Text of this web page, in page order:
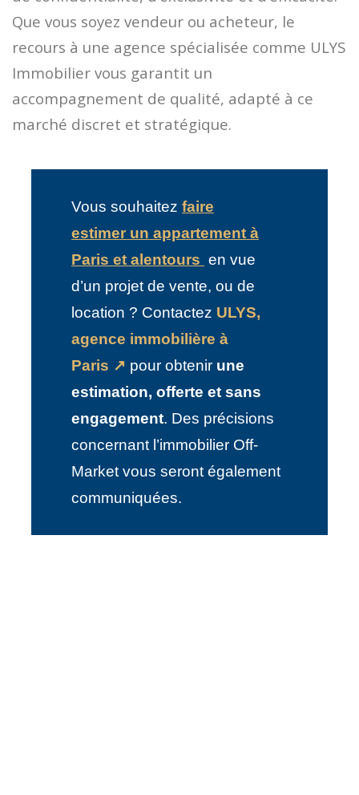
Que vous soyez vendeur ou acheteur, le
recours à une agence spécialisée comme ULYS
Immobilier vous garantit un
accompagnement de qualité, adapté à ce
marché discret et stratégique.
Vous souhaitez faire
estimer un appartement à
Paris et alentours en vue
d’un projet de vente, ou de
location ? Contactez ULYS,
agence immobilière à
Paris ↗ pour obtenir une
estimation, offerte et sans
engagement. Des précisions
concernant l’immobilier Off-
Market vous seront également
communiquées.